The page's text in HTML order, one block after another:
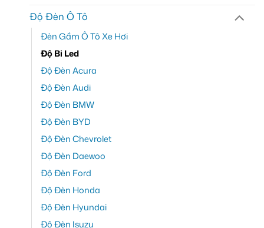
Độ Đèn Ô Tô
Đèn Gầm Ô Tô Xe Hơi
Độ Bi Led
Độ Đèn Acura
Độ Đèn Audi
Độ Đèn BMW
Độ Đèn BYD
Độ Đèn Chevrolet
Độ Đèn Daewoo
Độ Đèn Ford
Độ Đèn Honda
Độ Đèn Hyundai
Độ Đèn Isuzu